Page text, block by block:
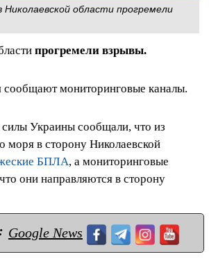
области прогремели
прогремели взрывы.
сообщают мониторинговые каналы.
Украины сообщали, что из
моря в сторону Николаевской
БПЛА, а мониторинговые
они направляются в сторону
Google News